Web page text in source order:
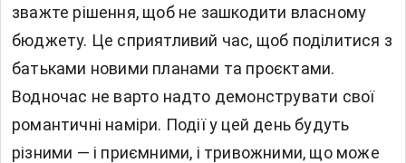
зважте рішення, щоб не зашкодити власному
бюджету. Це сприятливий час, щоб поділитися з
батьками новими планами та проєктами.
Водночас не варто надто демонструвати свої
романтичні наміри. Події у цей день будуть
різними — і приємними, і тривожними, що може